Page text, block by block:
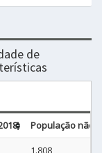
de
População não
1.808